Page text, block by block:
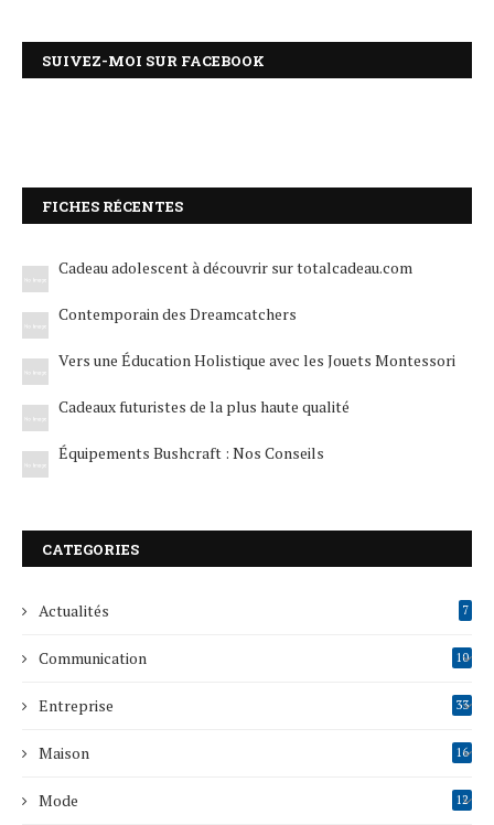
SUIVEZ-MOI SUR FACEBOOK
FICHES RÉCENTES
Cadeau adolescent à découvrir sur totalcadeau.com
Contemporain des Dreamcatchers
Vers une Éducation Holistique avec les Jouets Montessori
Cadeaux futuristes de la plus haute qualité
Équipements Bushcraft : Nos Conseils
CATEGORIES
Actualités 7
Communication 10
Entreprise 33
Maison 16
Mode 12